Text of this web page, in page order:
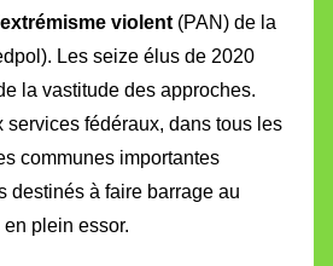
violent (PAN) de la
Les seize élus de 2020
la vastitude des approches.
services fédéraux, dans tous les
communes importantes
destinés à faire barrage au
plein essor.